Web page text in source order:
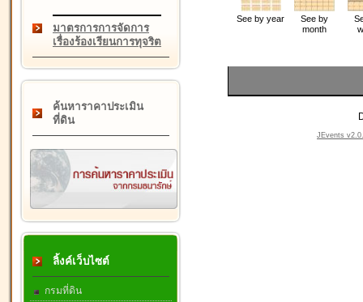
มาตรการการจัดการ
เรื่องร้องเรียนการทุจริต
ค้นหาราคาประเมิน
ที่ดิน
ลิ้งค์เว็บไซต์
กรมที่ดิน
See by year
See by
month
JEvents